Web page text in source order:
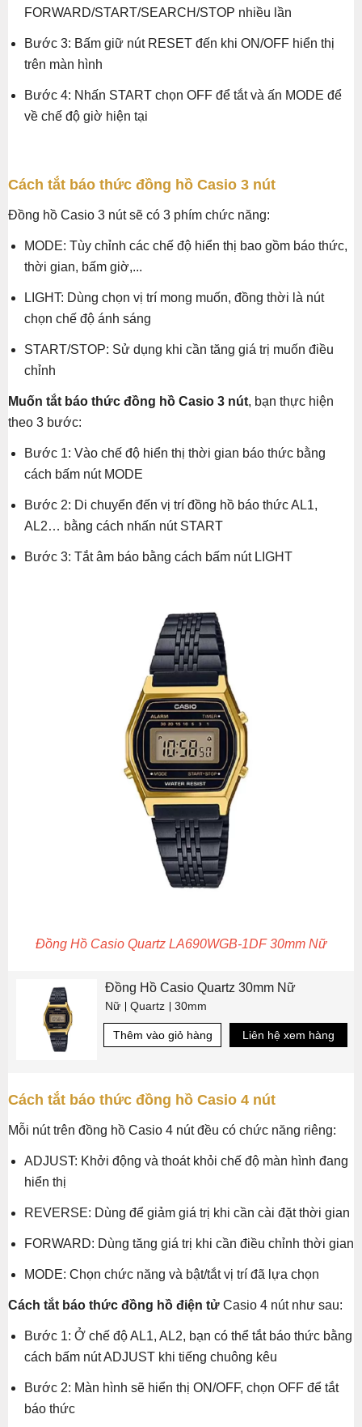
FORWARD/START/SEARCH/STOP nhiều lần
Bước 3: Bấm giữ nút RESET đến khi ON/OFF hiển thị
trên màn hình
Bước 4: Nhấn START chọn OFF để tắt và ấn MODE để
về chế độ giờ hiện tại
Cách tắt báo thức đồng hồ Casio 3 nút
Đồng hồ Casio 3 nút sẽ có 3 phím chức năng:
MODE: Tùy chỉnh các chế độ hiển thị bao gồm báo thức,
thời gian, bấm giờ,...
LIGHT: Dùng chọn vị trí mong muốn, đồng thời là nút
chọn chế độ ánh sáng
START/STOP: Sử dụng khi cần tăng giá trị muốn điều
chỉnh
Muốn tắt báo thức đồng hồ Casio 3 nút, bạn thực hiện
theo 3 bước:
Bước 1: Vào chế độ hiển thị thời gian báo thức bằng
cách bấm nút MODE
Bước 2: Di chuyển đến vị trí đồng hồ báo thức AL1,
AL2… bằng cách nhấn nút START
Bước 3: Tắt âm báo bằng cách bấm nút LIGHT
Đồng Hồ Casio Quartz LA690WGB-1DF 30mm Nữ
Đồng Hồ Casio Quartz 30mm Nữ
Nữ Quartz 30mm
Thêm vào giỏ hàng Liên hệ xem hàng
Cách tắt báo thức đồng hồ Casio 4 nút
Mỗi nút trên đồng hồ Casio 4 nút đều có chức năng riêng:
ADJUST: Khởi động và thoát khỏi chế độ màn hình đang
hiển thị
REVERSE: Dùng để giảm giá trị khi cần cài đặt thời gian
FORWARD: Dùng tăng giá trị khi cần điều chỉnh thời gian
MODE: Chọn chức năng và bật/tắt vị trí đã lựa chọn
Cách tắt báo thức đồng hồ điện tử Casio 4 nút như sau:
Bước 1: Ở chế độ AL1, AL2, bạn có thể tắt báo thức bằng
cách bấm nút ADJUST khi tiếng chuông kêu
Bước 2: Màn hình sẽ hiển thị ON/OFF, chọn OFF để tắt
báo thức